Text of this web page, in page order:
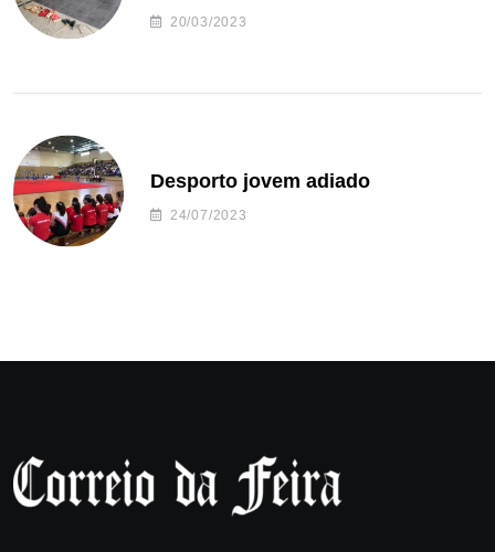
20/03/2023
Desporto jovem adiado
24/07/2023